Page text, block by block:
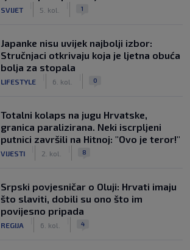
SVIJET 5. kol. 1
Japanke nisu uvijek najbolji izbor:
Stručnjaci otkrivaju koja je ljetna obuća
bolja za stopala
LIFESTYLE 6. kol. 0
Totalni kolaps na jugu Hrvatske,
granica paralizirana. Neki iscrpljeni
putnici završili na Hitnoj: "Ovo je teror!"
VIJESTI 2. kol. 8
Srpski povjesničar o Oluji: Hrvati imaju
što slaviti, dobili su ono što im
povijesno pripada
REGIJA 6. kol. 4